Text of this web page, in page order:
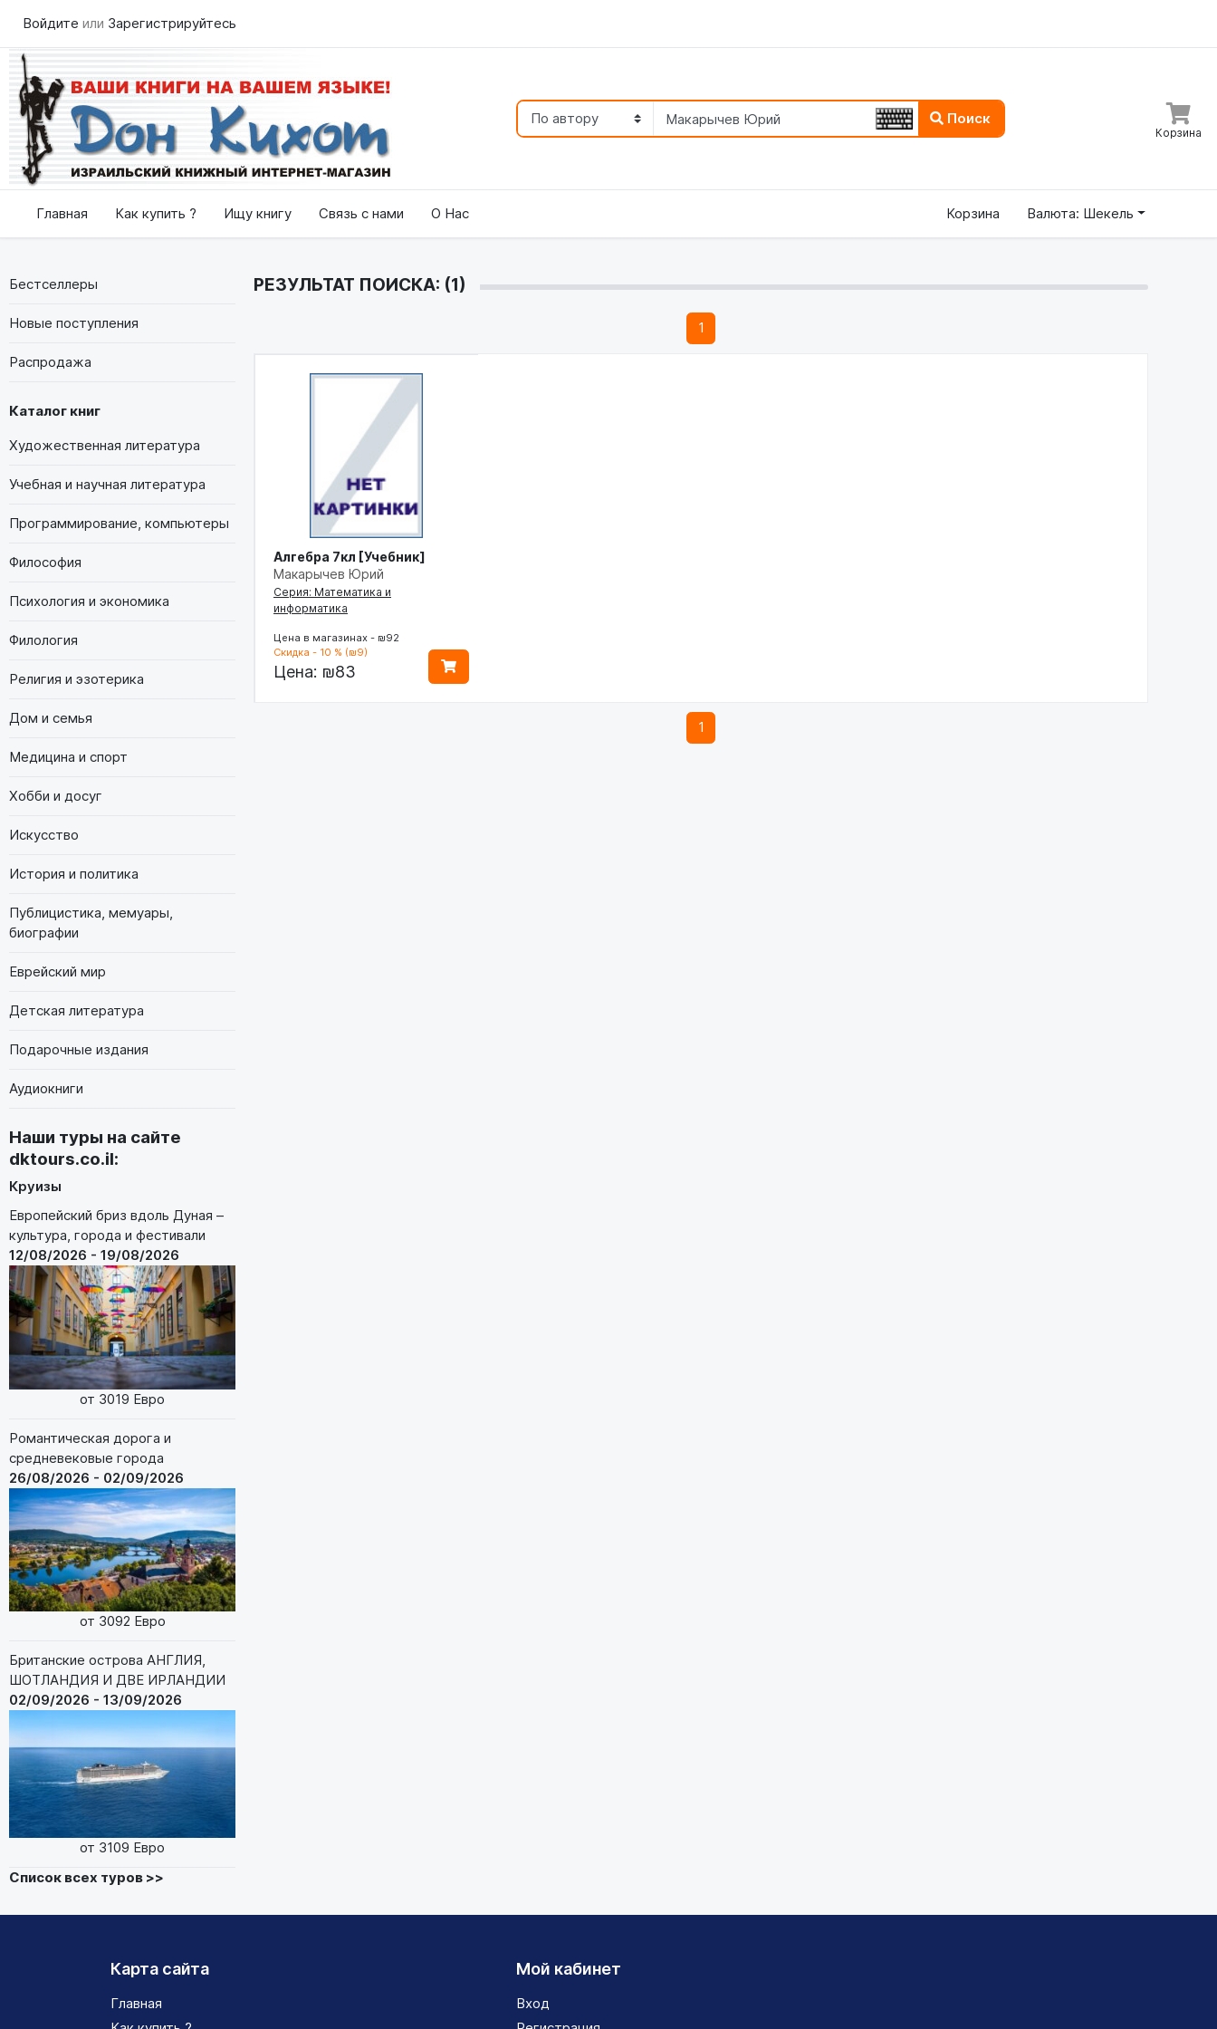
Войдите или Зарегистрируйтесь
Поиск
Корзина
Главная Как купить ? Ищу книгу Связь с нами О Нас Корзина Валюта: Шекель
Бестселлеры
Новые поступления
Распродажа
Каталог книг
Художественная литература
Учебная и научная литература
Программирование, компьютеры
Философия
Психология и экономика
Филология
Религия и эзотерика
Дом и семья
Медицина и спорт
Хобби и досуг
Искусство
История и политика
Публицистика, мемуары,
биографии
Еврейский мир
Детская литература
Подарочные издания
Аудиокниги
Наши туры на сайте
dktours.co.il:
Круизы
Европейский бриз вдоль Дуная –
культура, города и фестивали
12/08/2026 - 19/08/2026
от 3019 Евро
Романтическая дорога и
средневековые города
26/08/2026 - 02/09/2026
от 3092 Евро
Британские острова АНГЛИЯ,
ШОТЛАНДИЯ И ДВЕ ИРЛАНДИИ
02/09/2026 - 13/09/2026
от 3109 Евро
Список всех туров >>
РЕЗУЛЬТАТ ПОИСКА: (1)
1
Алгебра 7кл [Учебник]
Макарычев Юрий
Серия: Математика и
информатика
Цена в магазинах - ₪92
Скидка - 10 % (₪9)
Цена: ₪83
1
Карта сайта
Главная
Мой кабинет
Вход